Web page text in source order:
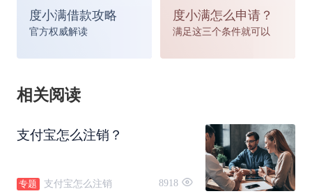
度小满借款攻略
官方权威解读
度小满怎么申请？
满足这三个条件就可以
相关阅读
支付宝怎么注销？
专题 支付宝怎么注销 8918